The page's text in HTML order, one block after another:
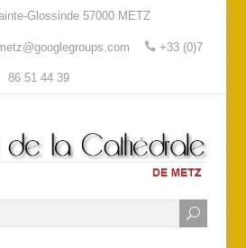
Glossinde 57000 METZ
+33 (0)7
86 51 44 39